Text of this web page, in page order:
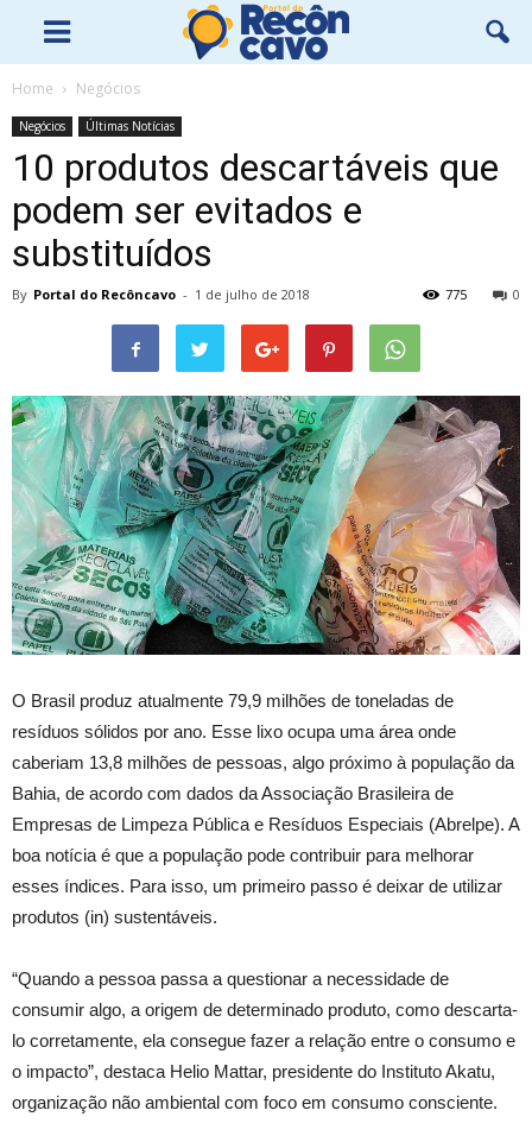
Home Negócios
Negócios Últimas Notícias
10 produtos descartáveis que
podem ser evitados e
substituídos
By Portal do Recôncavo - 1 de julho de 2018 0
775
O Brasil produz atualmente 79,9 milhões de toneladas de
resíduos sólidos por ano. Esse lixo ocupa uma área onde
caberiam 13,8 milhões de pessoas, algo próximo à população da
Bahia, de acordo com dados da Associação Brasileira de
Empresas de Limpeza Pública e Resíduos Especiais (Abrelpe). A
boa notícia é que a população pode contribuir para melhorar
esses índices. Para isso, um primeiro passo é deixar de utilizar
produtos (in) sustentáveis.
“Quando a pessoa passa a questionar a necessidade de
consumir algo, a origem de determinado produto, como descarta-
lo corretamente, ela consegue fazer a relação entre o consumo e
o impacto”, destaca Helio Mattar, presidente do Instituto Akatu,
organização não ambiental com foco em consumo consciente.